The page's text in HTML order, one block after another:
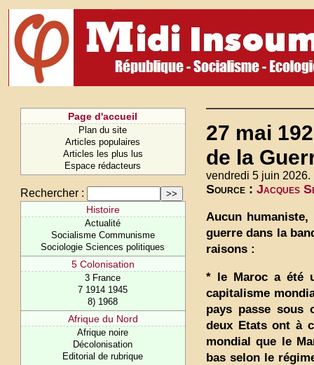
Page d'accueil
Plan du site
Articles populaires
Articles les plus lus
Espace rédacteurs
Rechercher :
Histoire
Actualité
Socialisme Communisme
Sociologie Sciences politiques
5 Colonisation
3 France
7 1914 1945
8) 1968
Afrique du Nord
Afrique noire
Décolonisation
Editorial de rubrique
27 mai
de la
vendredi 5 juin 2026.
Source : Jacques
Aucun
guerre dans la
raisons :
* le Maroc a été
capitalisme
pays passe sous
deux Etats ont à
mondial que le
bas selon le